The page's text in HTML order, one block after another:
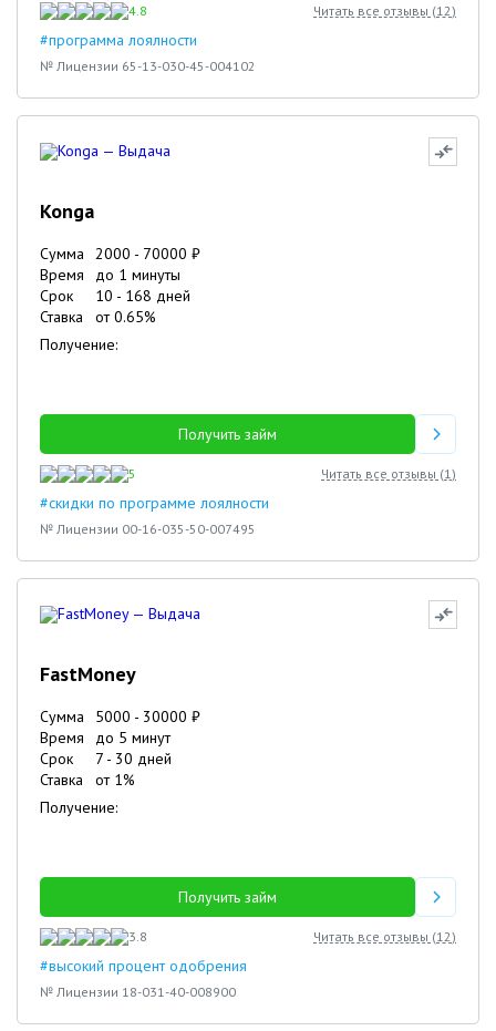
4.8 Читать все отзывы (12)
#программа лоялности
№ Лицензии 65-13-030-45-004102
Konga
Сумма 2000 - 70000 ₽
Время
до 1 минуты
Срок
10 - 168 дней
Ставка
от0.65%
Получение:
Получить займ
5 Читать все отзывы (1)
#скидки по программе лоялности
№ Лицензии 00-16-035-50-007495
FastMoney
Сумма 5000 - 30000 ₽
Время
до 5 минут
Срок
7 - 30 дней
Ставка
от 1%
Получение:
Получить займ
3.8 Читать все отзывы (12)
#высокий процент одобрения
№ Лицензии 18-031-40-008900